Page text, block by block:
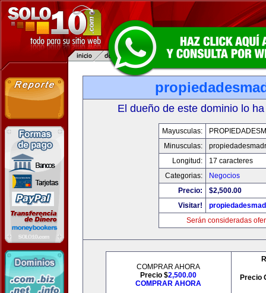
El dueño de este dominio lo
Mayusculas:
Minusculas:
Longitud:
17 caracteres
Categorias:
Negocios
Precio:
$2,500.00
Visitar!
Serán consideradas
COMPRAR AHORA
Precio $2,500.00
COMPRAR AHORA
Precio